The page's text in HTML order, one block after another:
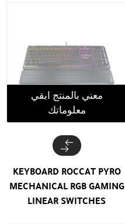
معني بالمنتج ابقي
معلوماتك
KEYBOARD ROCCAT PYRO
MECHANICAL RGB GAMING
LINEAR SWITCHES